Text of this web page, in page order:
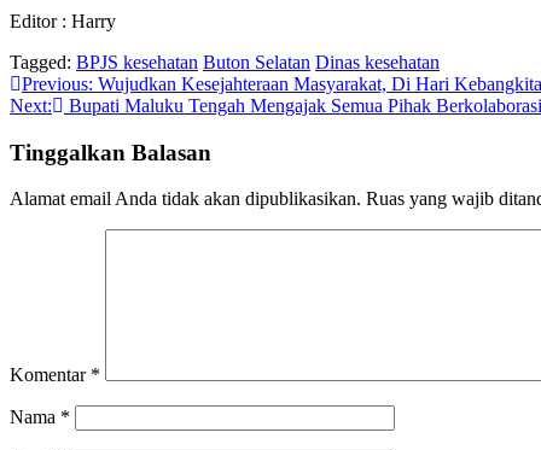
Editor : Harry
Tagged: BPJS kesehatan Buton Selatan Dinas kesehatan
Navigasi
pos
Previous: Wujudkan Kesejahteraan Masyarakat, Di Hari
Next:
Bupati Maluku Tengah Mengajak Semua Pihak
Tinggalkan Balasan
Alamat email Anda tidak akan dipublikasikan. Ruas yang wajib
Komentar *
Nama *